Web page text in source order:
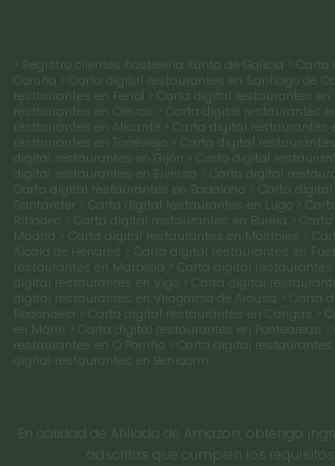
> Registro clientes hostelería Xunta de Galicia >
Coruña > Carta digital restaurantes en Santiago de
restaurantes en Ferrol > Carta digital restaurantes en
restaurantes en Oleiros > Carta digital restaurantes
restaurantes en Alicante > Carta digital restaurantes
restaurantes en Torrevieja > Carta digital
digital restaurantes en Gijón > Carta digital
digital restaurantes en Eivissa > Carta digital
Carta digital restaurantes en Badalona > Carta
Santander > Carta digital restaurantes en Lugo >
Ribadeo > Carta digital restaurantes en Burela >
Madrid > Carta digital restaurantes en Móstoles >
Alcalá de Henares > Carta digital restaurantes en
restaurantes en Marbella > Carta digital
digital restaurantes en Vigo > Carta digital
digital restaurantes en Vilagarcía de Arousa > Carta
Redondela > Carta digital restaurantes en Cangas >
en Marín > Carta digital restaurantes en Ponteareas
restaurantes en O Porriño > Carta digital restaurantes
digital restaurantes en Benidorm
En calidad de Afiliado de Amazon, obtengo
adscritas que cumplen los